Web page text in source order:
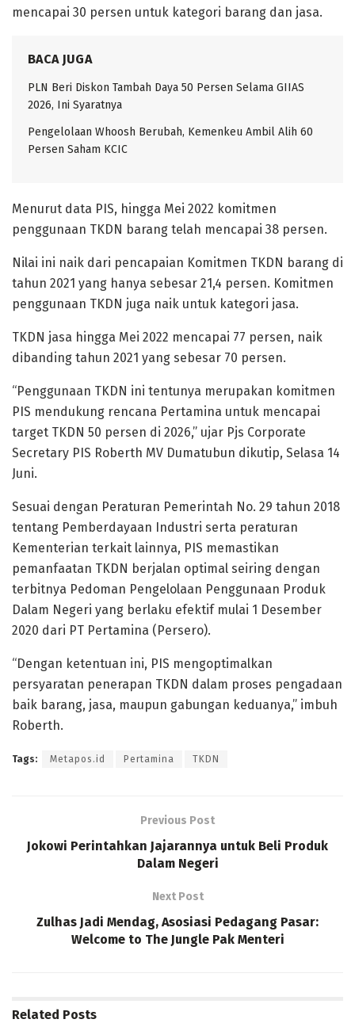
mencapai 30 persen untuk kategori barang dan jasa.
BACA JUGA
PLN Beri Diskon Tambah Daya 50 Persen Selama GIIAS
2026, Ini Syaratnya
Pengelolaan Whoosh Berubah, Kemenkeu Ambil Alih 60
Persen Saham KCIC
Menurut data PIS, hingga Mei 2022 komitmen
penggunaan TKDN barang telah mencapai 38 persen.
Nilai ini naik dari pencapaian Komitmen TKDN barang di
tahun 2021 yang hanya sebesar 21,4 persen. Komitmen
penggunaan TKDN juga naik untuk kategori jasa.
TKDN jasa hingga Mei 2022 mencapai 77 persen, naik
dibanding tahun 2021 yang sebesar 70 persen.
“Penggunaan TKDN ini tentunya merupakan komitmen
PIS mendukung rencana Pertamina untuk mencapai
target TKDN 50 persen di 2026,” ujar Pjs Corporate
Secretary PIS Roberth MV Dumatubun dikutip, Selasa 14
Juni.
Sesuai dengan Peraturan Pemerintah No. 29 tahun 2018
tentang Pemberdayaan Industri serta peraturan
Kementerian terkait lainnya, PIS memastikan
pemanfaatan TKDN berjalan optimal seiring dengan
terbitnya Pedoman Pengelolaan Penggunaan Produk
Dalam Negeri yang berlaku efektif mulai 1 Desember
2020 dari PT Pertamina (Persero).
“Dengan ketentuan ini, PIS mengoptimalkan
persyaratan penerapan TKDN dalam proses pengadaan
baik barang, jasa, maupun gabungan keduanya,” imbuh
Roberth.
Tags: Metapos.id Pertamina TKDN
Previous Post
Jokowi Perintahkan Jajarannya untuk Beli Produk
Dalam Negeri
Next Post
Zulhas Jadi Mendag, Asosiasi Pedagang Pasar:
Welcome to The Jungle Pak Menteri
Related Posts